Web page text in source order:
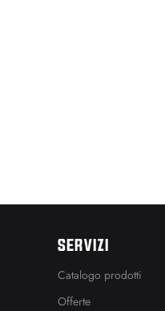
SERVIZI
Catalogo prodotti
Offerte